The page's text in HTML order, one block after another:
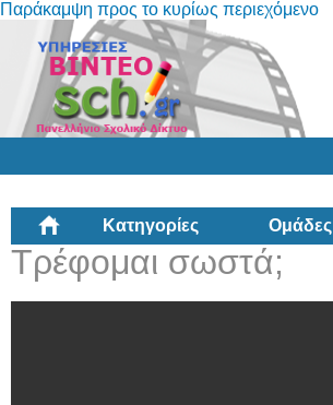
Παράκαμψη προς το κυρίως περιεχόμενο
Κατηγορίες Ομάδες
Τρέφομαι σωστά;